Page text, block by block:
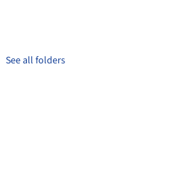
See all folders